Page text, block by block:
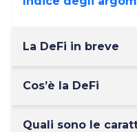
La DeFi in breve
Cos’è la DeFi
Quali sono le